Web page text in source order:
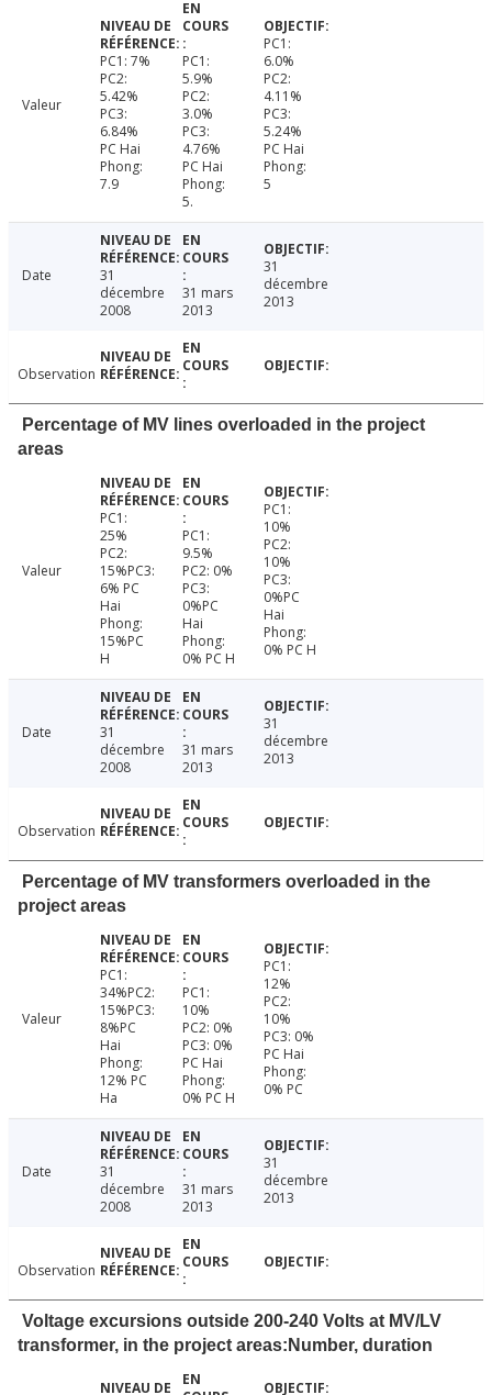
Valeur
PC1: 7%
PC2:
5.42%
PC3:
6.84%
PC Hai
Phong:
7.9
PC1:
5.9%
PC2:
3.0%
PC3:
4.76%
PC Hai
Phong:
5.
PC1:
6.0%
PC2:
4.11%
PC3:
5.24%
PC Hai
Phong:
5
Date
31
décembre
2008
31 mars
2013
31
décembre
2013
Observation
Percentage of MV lines overloaded in the project
areas
Valeur
PC1:
25%
PC2:
15%PC3:
6% PC
Hai
Phong:
15%PC
H
PC1:
9.5%
PC2: 0%
PC3:
0%PC
Hai
Phong:
0% PC H
PC1:
10%
PC2:
10%
PC3:
0%PC
Hai
Phong:
0% PC H
Date
31
décembre
2008
31 mars
2013
31
décembre
2013
Observation
Percentage of MV transformers overloaded in the
project areas
Valeur
PC1:
34%PC2:
15%PC3:
8%PC
Hai
Phong:
12% PC
Ha
PC1:
10%
PC2: 0%
PC3: 0%
PC Hai
Phong:
0% PC H
PC1:
12%
PC2:
10%
PC3: 0%
PC Hai
Phong:
0% PC
Date
31
décembre
2008
31 mars
2013
31
décembre
2013
Observation
Voltage excursions outside 200-240 Volts at MV/LV
transformer, in the project areas:Number, duration